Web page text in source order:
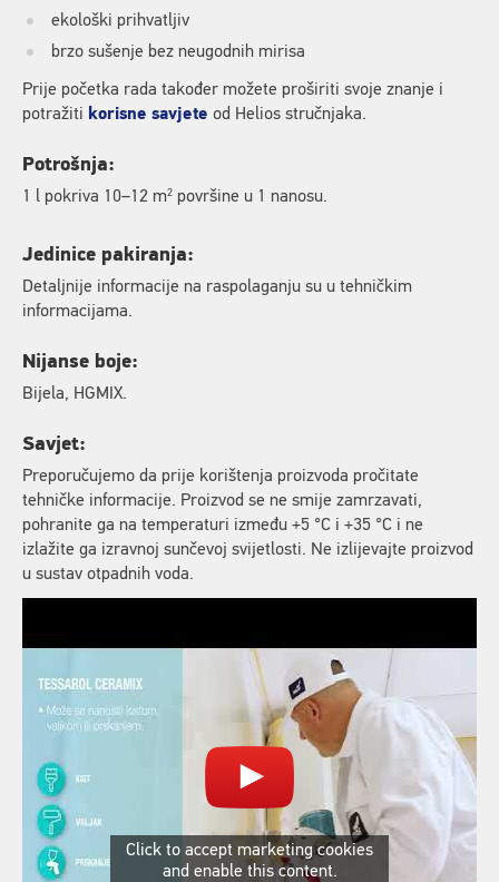
ekološki prihvatljiv
brzo sušenje bez neugodnih mirisa
Prije početka rada također možete proširiti svoje znanje i
potražiti korisne savjete od Helios stručnjaka.
Potrošnja:
1 l pokriva 10–12 m2 površine u 1 nanosu.
Jedinice pakiranja:
Detaljnije informacije na raspolaganju su u tehničkim
informacijama.
Nijanse boje:
Bijela, HGMIX.
Savjet:
Preporučujemo da prije korištenja proizvoda pročitate
tehničke informacije. Proizvod se ne smije zamrzavati,
pohranite ga na temperaturi između +5 °C i +35 °C i ne
izlažite ga izravnoj sunčevoj svijetlosti. Ne izlijevajte proizvod
u sustav otpadnih voda.
Click to accept marketing cookies
and enable this content.